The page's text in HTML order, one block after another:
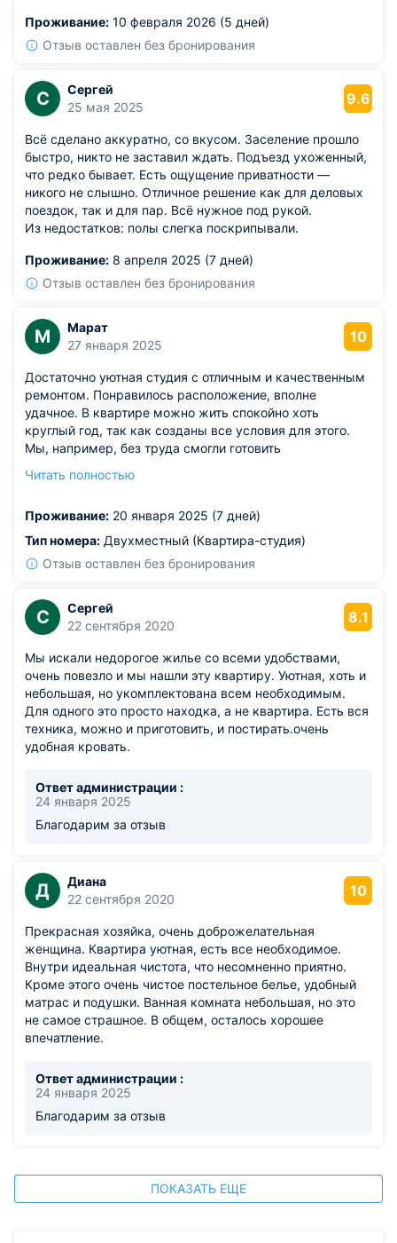
не собирались.
Проживание: 10 февраля 2026 (5 дней)
Отзыв оставлен без бронирования
С
Сергей
25 мая 2025
9.6
Всё сделано аккуратно, со вкусом. Заселение прошло
быстро, никто не заставил ждать. Подъезд ухоженный,
что редко бывает. Есть ощущение приватности —
никого не слышно. Отличное решение как для деловых
поездок, так и для пар. Всё нужное под рукой.
Из недостатков: полы слегка поскрипывали.
Проживание: 8 апреля 2025 (7 дней)
Отзыв оставлен без бронирования
М
Марат
27 января 2025
10
Достаточно уютная студия с отличным и качественным
ремонтом. Понравилось расположение, вполне
удачное. В квартире можно жить спокойно хоть
круглый год, так как созданы все условия для этого.
Мы, например, без труда смогли готовить
ближайших магазинах. Вода подавалась без перебоев:
Рекомендуем.
Читать полностью
Проживание: 20 января 2025 (7 дней)
Тип номера: Двухместный (Квартира-студия)
Отзыв оставлен без бронирования
С
Сергей
22 сентября 2020
8.1
Мы искали недорогое жилье со всеми удобствами,
очень повезло и мы нашли эту квартиру. Уютная, хоть и
небольшая, но укомплектована всем необходимым.
Для одного это просто находка, а не квартира. Есть вся
техника, можно и приготовить, и постирать.очень
удобная кровать.
Ответ администрации :
24 января 2025
Благодарим за отзыв
Д
Диана
22 сентября 2020
10
Прекрасная хозяйка, очень доброжелательная
женщина. Квартира уютная, есть все необходимое.
Внутри идеальная чистота, что несомненно приятно.
Кроме этого очень чистое постельное белье, удобный
матрас и подушки. Ванная комната небольшая, но это
не самое страшное. В общем, осталось хорошее
впечатление.
Ответ администрации :
24 января 2025
Благодарим за отзыв
ПОКАЗАТЬ ЕЩЕ